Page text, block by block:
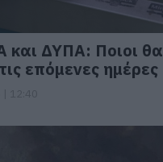
ΔΥΠΑ: Ποιοι
επόμενες ημέρες